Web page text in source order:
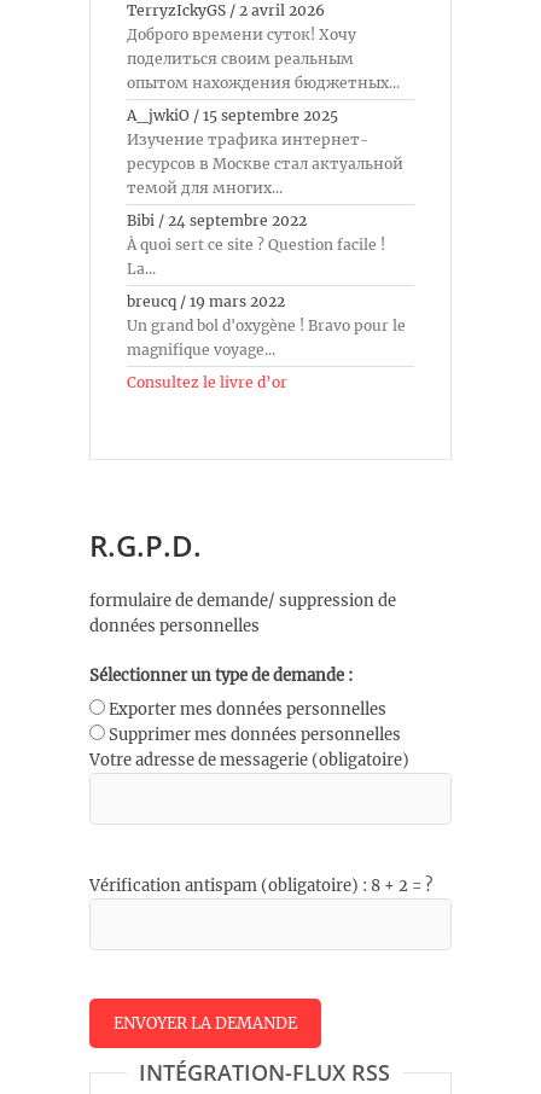
TerryzIckyGS / 2 avril 2026
Доброго времени суток! Хочу
поделиться своим реальным
опытом нахождения бюджетных...
A_jwkiO / 15 septembre 2025
Изучение трафика интернет-
ресурсов в Москве стал актуальной
темой для многих...
Bibi / 24 septembre 2022
À quoi sert ce site ? Question facile !
La...
breucq / 19 mars 2022
Un grand bol d'oxygène ! Bravo pour le
magnifique voyage...
Consultez le livre d’or
R.G.P.D.
formulaire de demande/ suppression de
données personnelles
Sélectionner un type de demande :
Exporter mes données personnelles
Supprimer mes données personnelles
Votre adresse de messagerie (obligatoire)
Vérification antispam (obligatoire) : 8 + 2 = ?
INTÉGRATION-FLUX RSS